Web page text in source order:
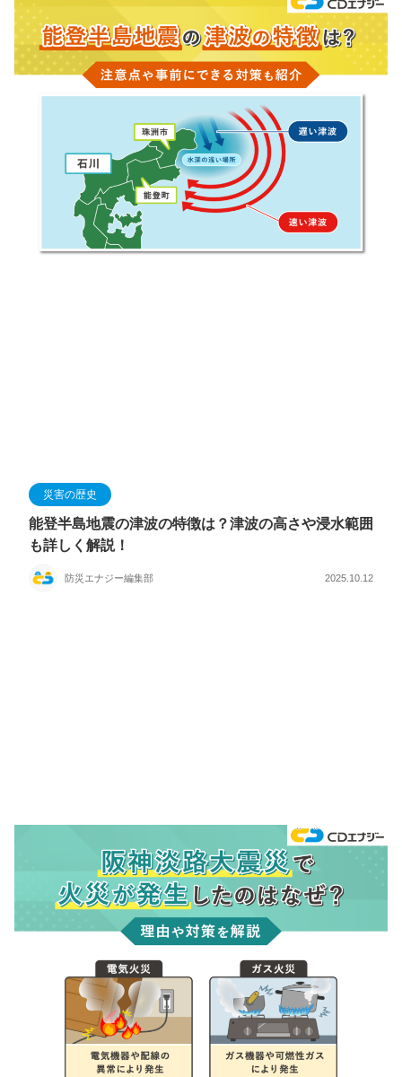
災害の歴史
能登半島地震の津波の特徴は？津波の高さや浸水範囲
も詳しく解説！
防災エナジー編集部 2025.10.12